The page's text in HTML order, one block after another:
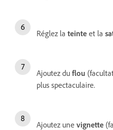
Réglez la teinte et la
Ajoutez du flou
plus spectaculaire.
Ajoutez une vignette